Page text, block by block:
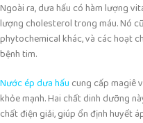
Ngoài ra, dưa hấu có hàm lượng
lượng cholesterol trong máu. Nó
phytochemical khác, và các hoạt
bệnh tim.
Nước ép dưa hấu cung cấp magiê
khỏe mạnh. Hai chất dinh dưỡng
chất điện giải, giúp ổn định huyết